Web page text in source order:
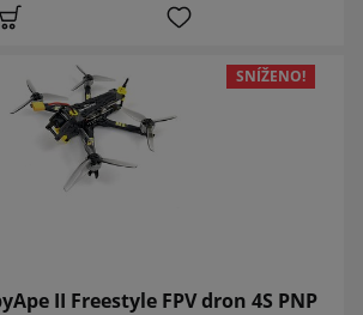
SNÍŽENO!
II Freestyle FPV dron 4S PNP